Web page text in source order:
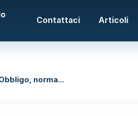
Contattaci Articoli
norma...